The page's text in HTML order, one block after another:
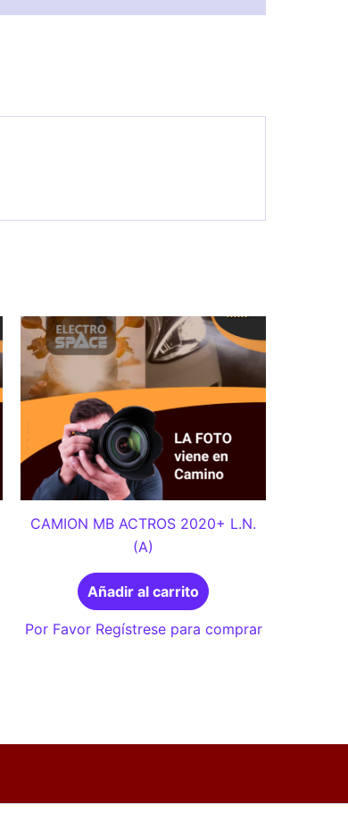
CAMION MB ACTROS 2020+ L.N.
(A)
Añadir al carrito
Por Favor Regístrese para comprar